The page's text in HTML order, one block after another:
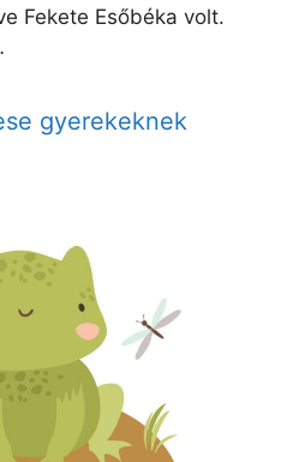
Fekete Esőbéka volt.
gyerekeknek